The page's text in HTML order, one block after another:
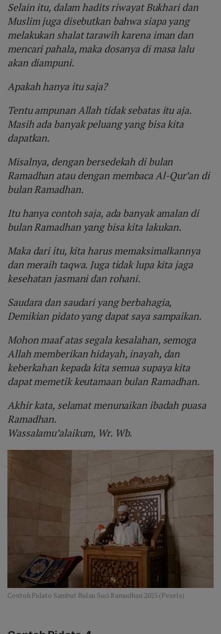
Selain itu, dalam hadits riwayat Bukhari dan
Muslim juga disebutkan bahwa siapa yang
melakukan shalat tarawih karena iman dan
mencari pahala, maka dosanya di masa lalu
akan diampuni.
Apakah hanya itu saja?
Tentu ampunan Allah tidak sebatas itu aja.
Masih ada banyak peluang yang bisa kita
dapatkan.
Misalnya, dengan bersedekah di bulan
Ramadhan atau dengan membaca Al-Qur’an di
bulan Ramadhan.
Itu hanya contoh saja, ada banyak amalan di
bulan Ramadhan yang bisa kita lakukan.
Maka dari itu, kita harus memaksimalkannya
dan meraih taqwa. Juga tidak lupa kita jaga
kesehatan jasmani dan rohani.
Saudara dan saudari yang berbahagia,
Demikian pidato yang dapat saya sampaikan.
Mohon maaf atas segala kesalahan, semoga
Allah memberikan hidayah, inayah, dan
keberkahan kepada kita semua supaya kita
dapat memetik keutamaan bulan Ramadhan.
Akhir kata, selamat menunaikan ibadah puasa
Ramadhan.
Wassalamu’alaikum, Wr. Wb.
Contoh Pidato Sambut Bulan Suci Ramadhan 2025 (Pexels)